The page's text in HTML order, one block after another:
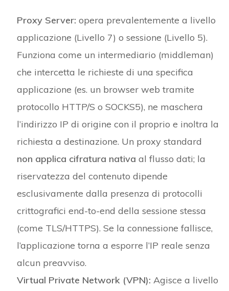
Proxy Server: opera prevalentemente a livello
applicazione (Livello 7) o sessione (Livello 5).
Funziona come un intermediario (middleman)
che intercetta le richieste di una specifica
applicazione (es. un browser web tramite
protocollo HTTP/S o SOCKS5), ne maschera
l’indirizzo IP di origine con il proprio e inoltra la
richiesta a destinazione. Un proxy standard
non applica cifratura nativa al flusso dati; la
riservatezza del contenuto dipende
esclusivamente dalla presenza di protocolli
crittografici end-to-end della sessione stessa
(come TLS/HTTPS). Se la connessione fallisce,
l’applicazione torna a esporre l’IP reale senza
alcun preavviso.
Virtual Private Network (VPN): Agisce a livello